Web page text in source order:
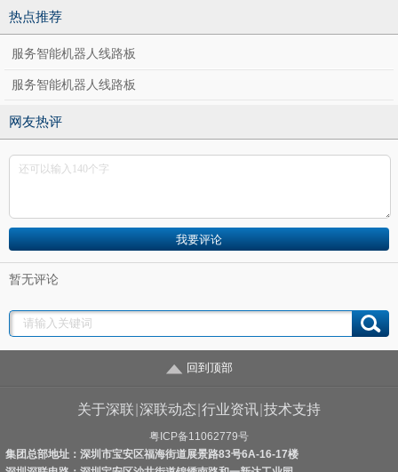
热点推荐
服务智能机器人线路板
服务智能机器人线路板
网友热评
暂无评论
回到顶部
关于深联 深联动态 行业资讯 技术支持
粤ICP备11062779号
集团总部地址：深圳市宝安区福海街道展景路83号6A-16-17楼